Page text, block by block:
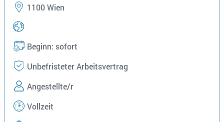
1100 Wien
Beginn: sofort
Unbefristeter Arbeitsvertrag
Angestellte/r
Vollzeit